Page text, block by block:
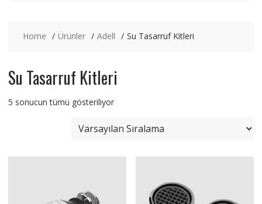
Home Ürünler Adell Su Tasarruf Kitleri
Su Tasarruf Kitleri
5 sonucun tümü gösteriliyor